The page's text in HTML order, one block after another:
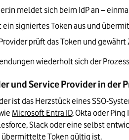
meldet sich beim IdP an –
ein signiertes Token aus und
prüft das Token und gewährt
wiederholt sich der
und Service Provider in der
ist das Herzstück eines SSO-
Microsoft Entra ID
Slack oder eine selbst
übermittelte Token gültig ist.